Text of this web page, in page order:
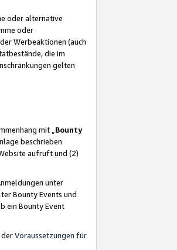
oder alternative
oder
Werbeaktionen (auch
die im
gelten
mit „ Bounty
beschrieben
aufruft und (2)
unter
Bounty Events und
ein Bounty Event
derVoraussetzungen für